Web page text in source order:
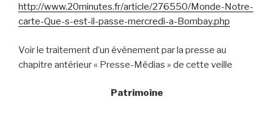
http://www.20minutes.fr/article/276550/Monde-Notre-
carte-Que-s-est-il-passe-mercredi-a-Bombay.php
Voir le traitement d’un événement par la presse au
chapitre antérieur « Presse-Médias » de cette veille
Patrimoine